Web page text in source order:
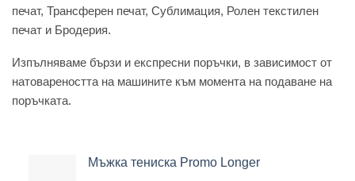
печат, Трансферен печат, Сублимация, Ролен текстилен
печат и Бродерия.
Изпълняваме бързи и експресни поръчки, в зависимост от
натовареността на машините към момента на подаване на
поръчката.
Мъжка тениска Promo Longer